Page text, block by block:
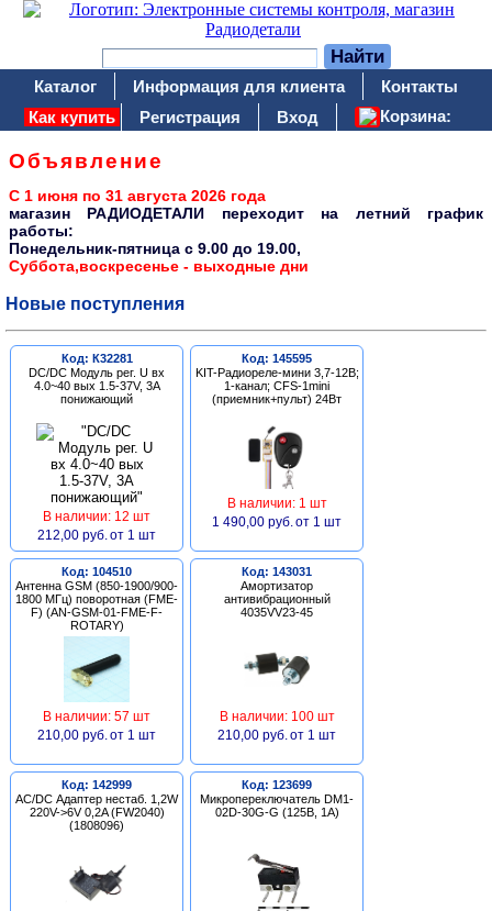
Каталог Информация для клиента
Контакты
Как купить
Регистрация Вход Корзина:
Объявление
С 1 июня по 31 августа 2026 года
магазин РАДИОДЕТАЛИ переходит на летний график
работы:
Понедельник-пятница c 9.00 до 19.00,
Суббота,воскресенье - выходные дни
Новые поступления
Код: К32281
DC/DC Модуль рег. U вх
4.0~40 вых 1.5-37V, 3A
понижающий
В наличии: 12 шт
212,00 руб. от 1 шт
Код: 145595
KIT-Радиореле-мини 3,7-12В;
1-канал; CFS-1mini
(приемник+пульт) 24Вт
В наличии: 1 шт
1 490,00 руб. от 1 шт
Код: 104510
Антенна GSM (850-1900/900-
1800 МГц) поворотная (FME-
F) (AN-GSM-01-FME-F-
ROTARY)
В наличии: 57 шт
210,00 руб. от 1 шт
Код: 143031
Амортизатор
антивибрационный
4035VV23-45
В наличии: 100 шт
210,00 руб. от 1 шт
Код: 142999
AC/DC Адаптер нестаб. 1,2W
220V->6V 0,2A (FW2040)
(1808096)
Код: 123699
Микропереключатель DM1-
02D-30G-G (125В, 1А)